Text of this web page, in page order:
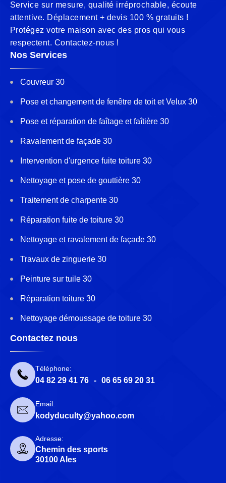
Service sur mesure, qualité irréprochable, écoute
attentive. Déplacement + devis 100 % gratuits !
Protégez votre maison avec des pros qui vous
respectent. Contactez-nous !
Nos Services
Couvreur 30
Pose et changement de fenêtre de toit et Velux 30
Pose et réparation de faîtage et faîtière 30
Ravalement de façade 30
Intervention d'urgence fuite toiture 30
Nettoyage et pose de gouttière 30
Traitement de charpente 30
Réparation fuite de toiture 30
Nettoyage et ravalement de façade 30
Travaux de zinguerie 30
Peinture sur tuile 30
Réparation toiture 30
Nettoyage démoussage de toiture 30
Contactez nous
Téléphone:
04 82 29 41 76 - 06 65 69 20 31
Email:
kodyduculty@yahoo.com
Adresse:
Chemin des sports
30100 Ales